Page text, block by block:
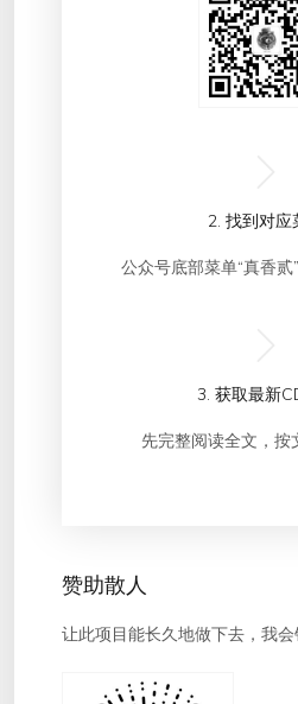
2. 找到对应
公众号底部菜单“真香贰
3. 获取最新
先完整阅读全文，按
赞助散人
让此项目能长久地做下去，我会